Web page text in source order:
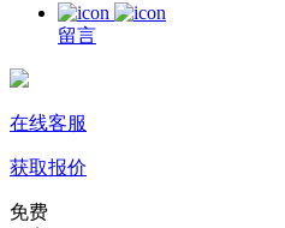
留言
在线客服
获取报价
免费